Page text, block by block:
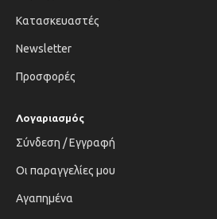
Κατασκευαστές
Newsletter
Προσφορές
Λογαριασμός
Σύνδεση / Εγγραφή
Οι παραγγελίες μου
Αγαπημένα